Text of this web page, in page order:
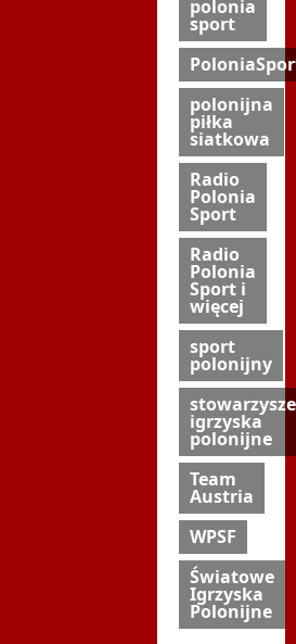
polonia
sport
polonijna
piłka
siatkowa
Radio
Polonia
Sport
Radio
Polonia
Sport i
więcej
sport
polonijny
igrzyska
polonijne
Team
Austria
WPSF
Światowe
Igrzyska
Polonijne